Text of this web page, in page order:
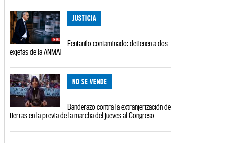
JUSTICIA
Fentanilo contaminado: detienen a dos
exjefas de la ANMAT
NO SE VENDE
Banderazo contra la extranjerización de
tierras en la previa de la marcha del jueves al Congreso